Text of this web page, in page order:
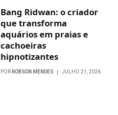
Bang Ridwan: o criador
que transforma
aquários em praias e
cachoeiras
hipnotizantes
POR ROBSON MENDES JULHO 21, 2026